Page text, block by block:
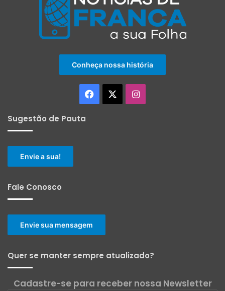
Conheça nossa história
Facebook Instagram
Sugestão de Pauta
Envie a sua!
Fale Conosco
Envie sua mensagem
Quer se manter sempre atualizado?
Cadastre-se para receber nossa Newsletter